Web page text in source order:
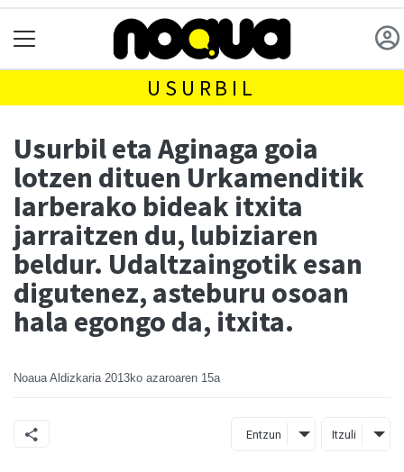
USURBIL
Usurbil eta Aginaga goia
lotzen dituen Urkamenditik
Iarberako bideak itxita
jarraitzen du, lubiziaren
beldur. Udaltzaingotik esan
digutenez, asteburu osoan
hala egongo da, itxita.
Noaua Aldizkaria 2013ko azaroaren 15a
Entzun Itzuli